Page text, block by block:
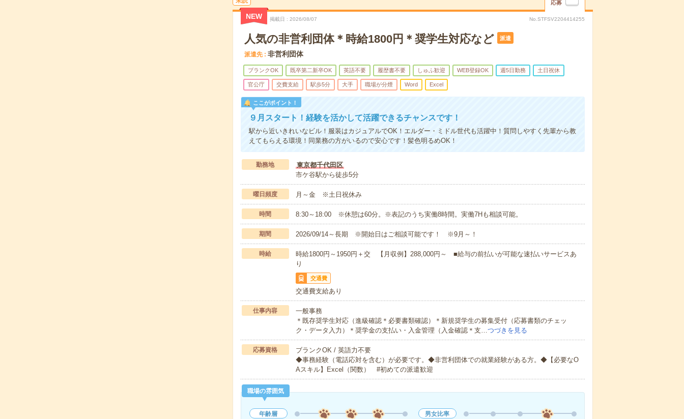
応募
NEW 掲載日 2026/08/07 No.STFSV2204414255
人気の非営利団体＊時給1800円＊奨学生対応など 派遣
派遣先 非営利団体
ブランクOK 既卒第二新卒OK 英語不要 履歴書不要 しゅふ歓迎 WEB登録OK 週5日勤務 土日祝休
官公庁 交費支給 駅歩5分 大手 職場が分煙 Word Excel
ここがポイント！
９月スタート！経験を活かして活躍できるチャンスです！
駅から近いきれいなビル！服装はカジュアルでOK！エルダー・ミドル世代も活躍中！質問しやすく先輩から教
えてもらえる環境！同業務の方がいるので安心です！髪色明るめOK！
勤務地
東京都千代田区
市ケ谷駅から徒歩5分
曜日頻度 月～金 ※土日祝休み
時間 8:30～18:00 ※休憩は60分。※表記のうち実働8時間。実働7Hも相談可能。
期間 2026/09/14～長期 ※開始日はご相談可能です！ ※9月～！
時給
時給1800円～1950円＋交 【月収例】288,000円～ ■給与の前払いが可能な速払いサービスあ
り
交通費
交通費支給あり
仕事内容
一般事務
＊既存奨学生対応（進級確認＊必要書類確認）＊新規奨学生の募集受付（応募書類のチェッ
ク・データ入力）＊奨学金の支払い・入金管理（入金確認＊支…つづきを見る
応募資格
ブランクOK / 英語力不要
◆事務経験（電話応対を含む）が必要です。◆非営利団体での就業経験がある方。◆【必要なO
Aスキル】Excel（関数） #初めての派遣歓迎
職場の雰囲気
年齢層
男女比率